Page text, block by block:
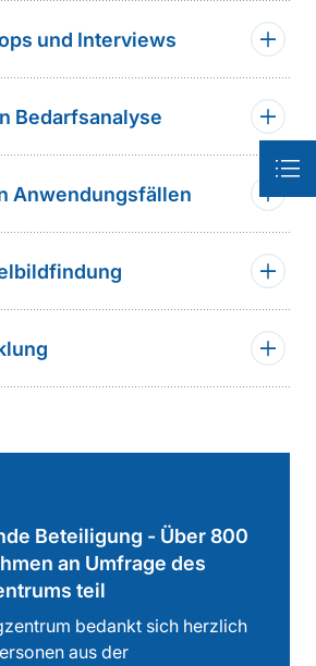
und Interviews
Bedarfsanalyse
Anwendungsfällen
Beteiligung - Über 800
an Umfrage des
teil
bedankt sich herzlich
aus der